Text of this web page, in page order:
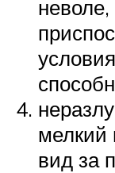
мелкий
вид за